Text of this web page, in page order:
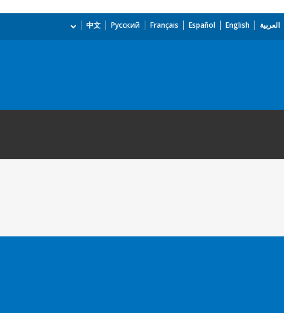
العربية English
Español
Français
Русский
中文